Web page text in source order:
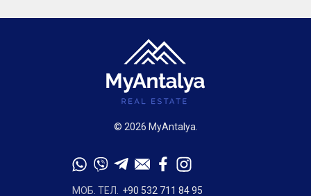
© 2026 MyAntalya.
МОБ. ТЕЛ. +90 532 711 84 95